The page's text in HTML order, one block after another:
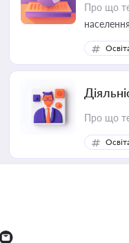
Про що
Про що